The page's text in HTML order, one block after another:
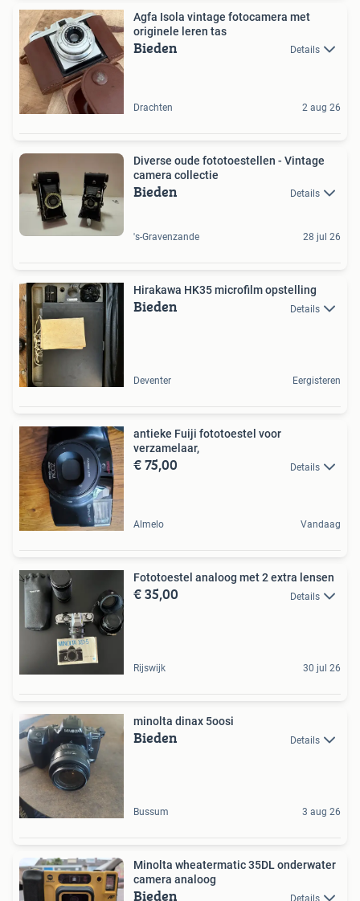
Agfa Isola vintage fotocamera met
originele leren tas
Bieden Details
Drachten 2 aug 26
Diverse oude fototoestellen - Vintage
camera collectie
Bieden Details
's-Gravenzande 28 jul 26
Hirakawa HK35 microfilm opstelling
Bieden Details
Deventer Eergisteren
antieke Fuiji fototoestel voor
verzamelaar,
€ 75,00 Details
Almelo Vandaag
Fototoestel analoog met 2 extra lensen
€ 35,00 Details
Rijswijk 30 jul 26
minolta dinax 5oosi
Bieden Details
Bussum 3 aug 26
Minolta wheatermatic 35DL onderwater
camera analoog
Bieden Details